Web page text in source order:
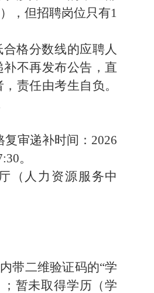
，但招聘岗位只有1
格分数线的应聘人
不再发布公告，直
责任由考生自负。
复审递补时间：2026
。
（人力资源服务中
带二维验证码的“学
暂未取得学历（学